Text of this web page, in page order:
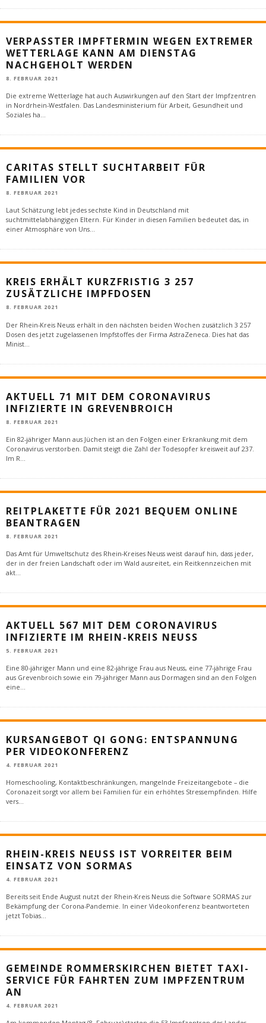
VERPASSTER IMPFTERMIN WEGEN EXTREMER
WETTERLAGE KANN AM DIENSTAG
NACHGEHOLT WERDEN
8. FEBRUAR 2021
Die extreme Wetterlage hat auch Auswirkungen auf den Start der Impfzentren
in Nordrhein-Westfalen. Das Landesministerium für Arbeit, Gesundheit und
Soziales ha...
CARITAS STELLT SUCHTARBEIT FÜR
FAMILIEN VOR
8. FEBRUAR 2021
Laut Schätzung lebt jedes sechste Kind in Deutschland mit
suchtmittelabhängigen Eltern. Für Kinder in diesen Familien bedeutet das, in
einer Atmosphäre von Uns...
KREIS ERHÄLT KURZFRISTIG 3 257
ZUSÄTZLICHE IMPFDOSEN
8. FEBRUAR 2021
Der Rhein-Kreis Neuss erhält in den nächsten beiden Wochen zusätzlich 3 257
Dosen des jetzt zugelassenen Impfstoffes der Firma AstraZeneca. Dies hat das
Minist
AKTUELL 71 MIT DEM CORONAVIRUS
INFIZIERTE IN GREVENBROICH
8. FEBRUAR 2021
Ein 82-jähriger Mann aus Jüchen ist an den Folgen einer Erkrankung mit dem
Coronavirus verstorben. Damit steigt die Zahl der Todesopfer kreisweit auf 237.
Im R
REITPLAKETTE FÜR 2021 BEQUEM ONLINE
BEANTRAGEN
8. FEBRUAR 2021
Das Amt für Umweltschutz des Rhein-Kreises Neuss weist darauf hin, dass jeder,
der in der freien Landschaft oder im Wald ausreitet, ein Reitkennzeichen mit
akt
AKTUELL 567 MIT DEM CORONAVIRUS
INFIZIERTE IM RHEIN-KREIS NEUSS
5. FEBRUAR 2021
Eine 80-jähriger Mann und eine 82-jährige Frau aus Neuss, eine 77-jährige Frau
aus Grevenbroich sowie ein 79-jähriger Mann aus Dormagen sind an den Folgen
eine
KURSANGEBOT QI GONG: ENTSPANNUNG
PER VIDEOKONFERENZ
4. FEBRUAR 2021
Homeschooling, Kontaktbeschränkungen, mangelnde Freizeitangebote – die
Coronazeit sorgt vor allem bei Familien für ein erhöhtes Stressempfinden. Hilfe
vers
RHEIN-KREIS NEUSS IST VORREITER BEIM
EINSATZ VON SORMAS
4. FEBRUAR 2021
Bereits seit Ende August nutzt der Rhein-Kreis Neuss die Software SORMAS zur
Bekämpfung der Corona-Pandemie. In einer Videokonferenz beantworteten
jetzt Tobias...
GEMEINDE ROMMERSKIRCHEN BIETET TAXI-
SERVICE FÜR FAHRTEN ZUM IMPFZENTRUM
AN
4. FEBRUAR 2021